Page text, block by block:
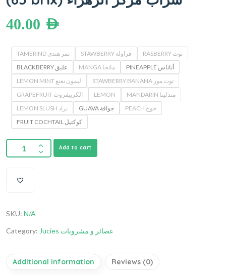
40.00 AED
TAMERIND تمر هندي STAWBERRY فراولة
RASBERRY توت
BLACKBERRY عليق
MANGA مانجا
PINEAPPLE أناناس
LEMON MINT ليمون نعنع
STAWBERRY BANANA توت موز
GRAPEFRUIT الكريبفروت
LEMON
MANDARIN مندلينا
LEMON SLUSH براد
GUAVA جوافة
PEACH خوخ
FRUIT COCHTAIL كوكتيل
Add to cart
SKU: N/A
Category:
Jucies عصائر و مشروبات
Additional information Reviews (0)